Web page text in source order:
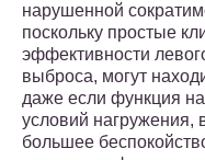
нарушенной
поскольку простые
эффективности
выброса, могут
даже если функция
условий
большее